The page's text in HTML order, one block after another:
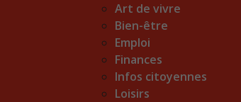
Art de vivre
Bien-être
Emploi
Finances
Infos citoyennes
Loisirs